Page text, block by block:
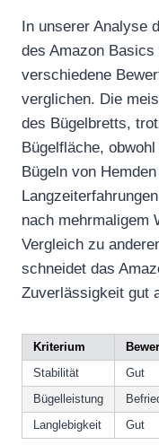
In unserer Analyse
des Amazon
verschiedene
verglichen. Die
des Bügelbretts,
Bügelfläche,
Bügeln von
nach mehrmaligem
Vergleich zu
schneidet das
Zuverlässigkeit gut
Kriterium
Stabilität
Gut
Bügelleistung
Langlebigkeit
Gut